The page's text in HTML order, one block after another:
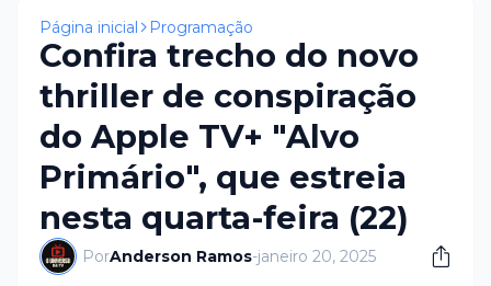
Página inicial Programação
Confira trecho do novo
thriller de conspiração
do Apple TV+ "Alvo
Primário", que estreia
nesta quarta-feira (22)
PorAnderson Ramos-janeiro 20, 2025